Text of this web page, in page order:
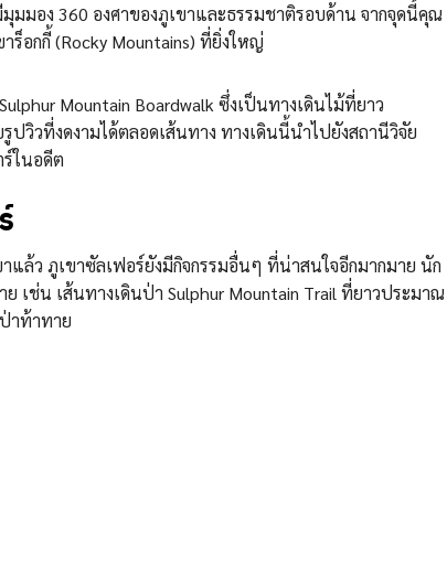
มอง 360 องศาของภูเขาและธรรมชาติรอบด้าน จากจุดนี้คุณ
ร็อกกี้ (Rocky Mountains) ที่ยิ่งใหญ่
Mountain Boardwalk ซึ่งเป็นทางเดินไม้ที่ยาว
ปวิวที่งดงามได้ตลอดเส้นทาง ทางเดินนี้นำไปยังสถานีวิจัย
ร์ในอดีต
แล้ว ภูเขาซัลเฟอร์ยังมีกิจกรรมอื่นๆ ที่น่าสนใจอีกมากมาย นัก
เช่น เส้นทางเดินป่า Sulphur Mountain Trail ที่ยาวประมาณ
าท้าทาย